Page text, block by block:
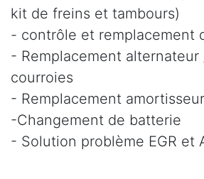
kit de freins et tambours)
- contrôle et remplacement
- Remplacement
courroies
- Remplacement
-Changement de batterie
- Solution problème EGR et